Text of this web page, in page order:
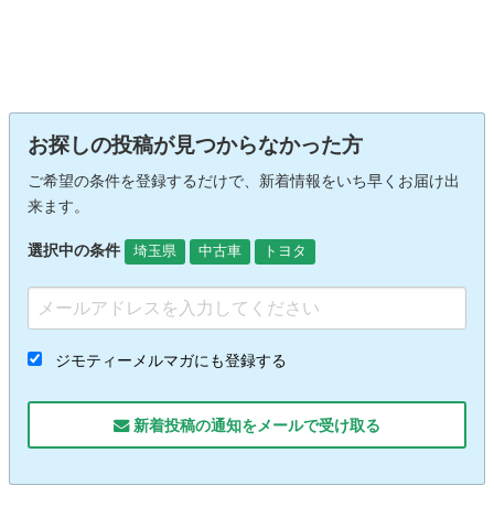
お探しの投稿が見つからなかった方
ご希望の条件を登録するだけで、新着情報をいち早くお届け出
来ます。
選択中の条件 埼玉県 中古車 トヨタ
ジモティーメルマガにも登録する
新着投稿の通知をメールで受け取る